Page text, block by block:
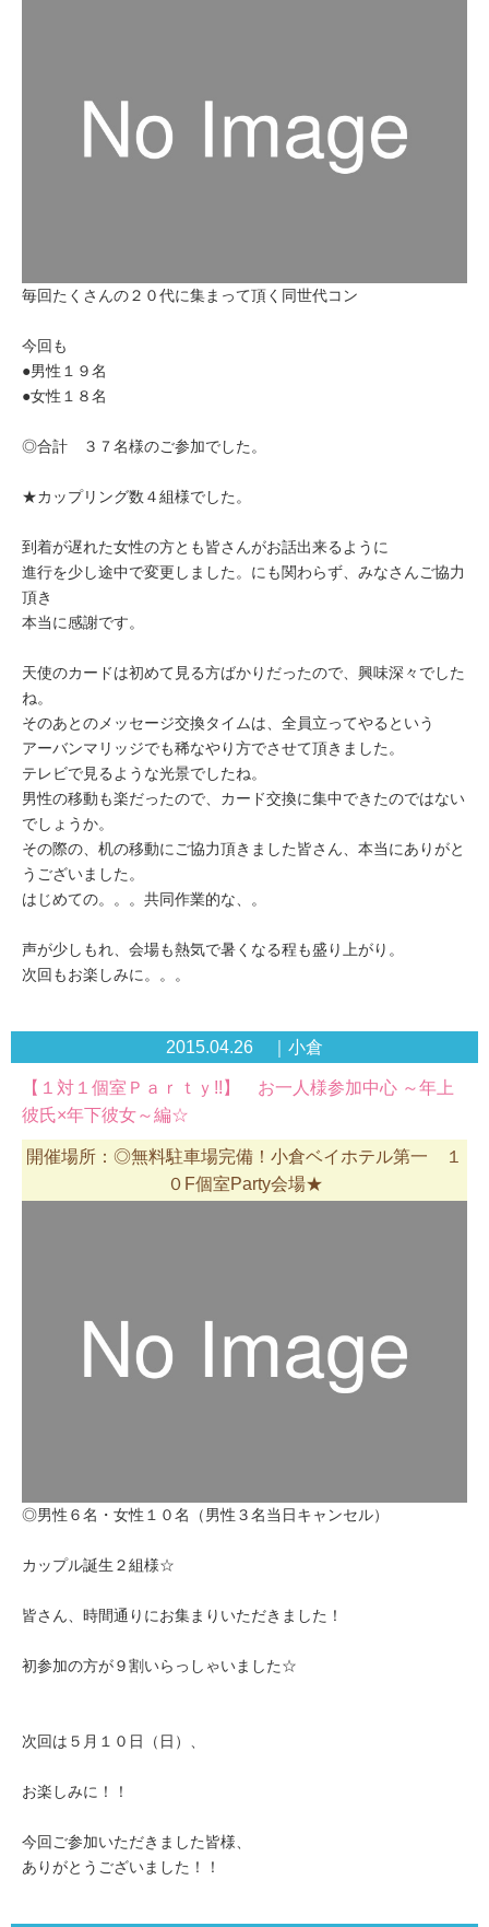
毎回たくさんの２０代に集まって頂く同世代コン
今回も
●男性１９名
●女性１８名
◎合計 ３７名様のご参加でした。
★カップリング数４組様でした。
到着が遅れた女性の方とも皆さんがお話出来るように
進行を少し途中で変更しました。にも関わらず、みなさんご協力
頂き
本当に感謝です。
天使のカードは初めて見る方ばかりだったので、興味深々でした
ね。
そのあとのメッセージ交換タイムは、全員立ってやるという
アーバンマリッジでも稀なやり方でさせて頂きました。
テレビで見るような光景でしたね。
男性の移動も楽だったので、カード交換に集中できたのではない
でしょうか。
その際の、机の移動にご協力頂きました皆さん、本当にありがと
うございました。
はじめての。。。共同作業的な、。
声が少しもれ、会場も熱気で暑くなる程も盛り上がり。
次回もお楽しみに。。。
2015.04.26 ｜小倉
【１対１個室Ｐａｒｔｙ!!】 お一人様参加中心 ～年上
彼氏×年下彼女～編☆
開催場所：◎無料駐車場完備！小倉ベイホテル第一 １
０F個室Party会場★
◎男性６名・女性１０名（男性３名当日キャンセル）
カップル誕生２組様☆
皆さん、時間通りにお集まりいただきました！
初参加の方が９割いらっしゃいました☆
次回は５月１０日（日）、
お楽しみに！！
今回ご参加いただきました皆様、
ありがとうございました！！